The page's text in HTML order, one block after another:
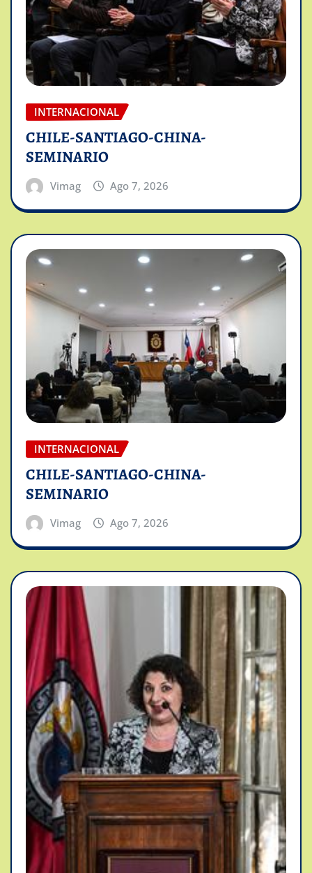
INTERNACIONAL
CHILE-SANTIAGO-CHINA-
SEMINARIO
Vimag Ago 7, 2026
INTERNACIONAL
CHILE-SANTIAGO-CHINA-
SEMINARIO
Vimag Ago 7, 2026